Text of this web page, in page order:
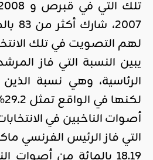
لهم التصويت في تلك
يبين النسبة التي فاز
الرئاسية، وهي نسبة
أصوات الناخبين في
التي فاز الرئيس الفرنسي